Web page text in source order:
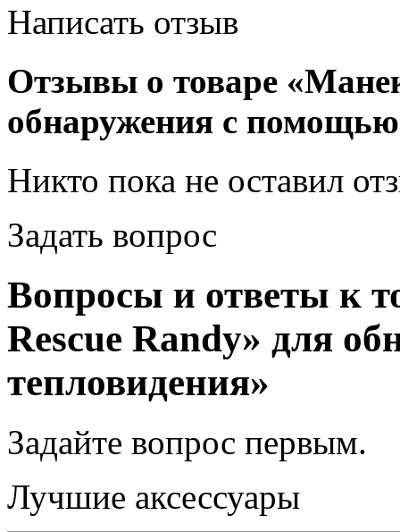
Написать отзыв
Отзывы о товаре
обнаружения с
Никто пока не оставил
Задать вопрос
Вопросы и ответы к
Rescue Randy» для
тепловидения»
Задайте вопрос первым.
Лучшие аксессуары